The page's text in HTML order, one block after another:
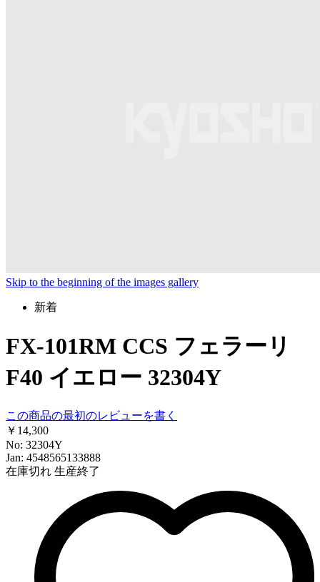
Skip to the beginning of the images gallery
新着
FX-101RM CCS フェラーリ
F40 イエロー 32304Y
この商品の最初のレビューを書く
￥14,300
No: 32304Y
Jan: 4548565133888
在庫切れ 生産終了